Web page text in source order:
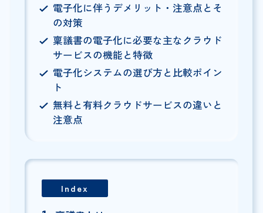
電子化に伴うデメリット・注意点とそ
の対策
稟議書の電子化に必要な主なクラウド
サービスの機能と特徴
電子化システムの選び方と比較ポイン
ト
無料と有料クラウドサービスの違いと
注意点
Index